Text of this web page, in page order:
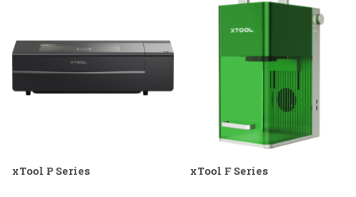
xTool P Series xTool F Series